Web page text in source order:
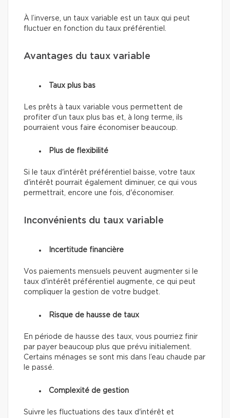
À l’inverse, un taux variable est un taux qui peut
fluctuer en fonction du taux préférentiel.
Avantages du taux variable
Taux plus bas
Les prêts à taux variable vous permettent de
profiter d’un taux plus bas et, à long terme, ils
pourraient vous faire économiser beaucoup.
Plus de flexibilité
Si le taux d'intérêt préférentiel baisse, votre taux
d'intérêt pourrait également diminuer, ce qui vous
permettrait, encore une fois, d'économiser.
Inconvénients du taux variable
Incertitude financière
Vos paiements mensuels peuvent augmenter si le
taux d'intérêt préférentiel augmente, ce qui peut
compliquer la gestion de votre budget.
Risque de hausse de taux
En période de hausse des taux, vous pourriez finir
par payer beaucoup plus que prévu initialement.
Certains ménages se sont mis dans l’eau chaude par
le passé.
Complexité de gestion
Suivre les fluctuations des taux d'intérêt et